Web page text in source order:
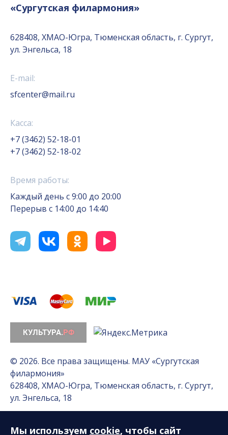
«Сургутская филармония»
628408, ХМАО-Югра, Тюменская область, г. Сургут,
ул. Энгельса, 18
E-mail:
sfcenter@mail.ru
Касса:
+7 (3462) 52-18-01
+7 (3462) 52-18-02
Время работы:
Каждый день с 9:00 до 20:00
Перерыв с 14:00 до 14:40
© 2026. Все права защищены. МАУ «Сургутская
филармония»
628408, ХМАО-Югра, Тюменская область, г. Сургут,
ул. Энгельса, 18
Разработка сайта — Интернет-лаборатория
Мы используем cookie, чтобы сайт